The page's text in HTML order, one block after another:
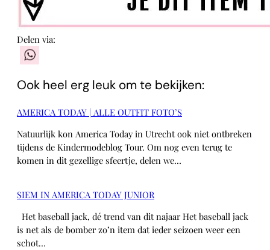
Delen via:
Ook heel erg leuk om te bekijken:
AMERICA TODAY | ALLE OUTFIT FOTO’S
Natuurlijk kon America Today in Utrecht ook niet ontbreken
tijdens de Kindermodeblog Tour. Om nog even terug te
komen in dit gezellige sfeertje, delen we…
SIEM IN AMERICA TODAY JUNIOR
Het baseball jack, dé trend van dit najaar Het baseball jack
is net als de bomber zo’n item dat ieder seizoen weer een
schot…